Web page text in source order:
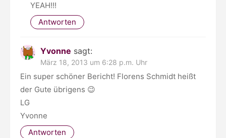
YEAH!!!
Antworten
Yvonne sagt:
März 18, 2013 um 6:28 p.m. Uhr
Ein super schöner Bericht! Florens Schmidt heißt
der Gute übrigens 😉
LG
Yvonne
Antworten